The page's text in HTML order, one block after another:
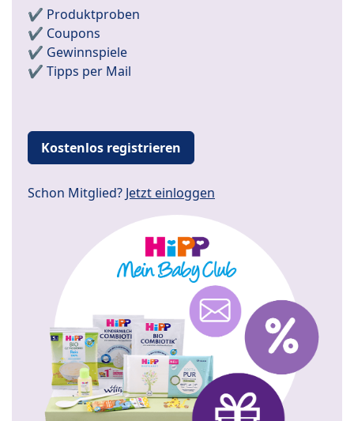
✔️ Produktproben
✔️ Coupons
✔️ Gewinnspiele
✔️ Tipps per Mail
Kostenlos registrieren
Schon Mitglied? Jetzt einloggen